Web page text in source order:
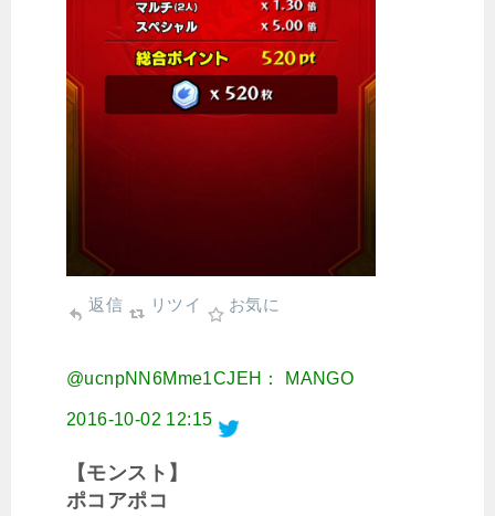
返信 リツイ お気に
@ucnpNN6Mme1CJEH： MANGO
2016-10-02 12:15
【モンスト】
ポコアポコ